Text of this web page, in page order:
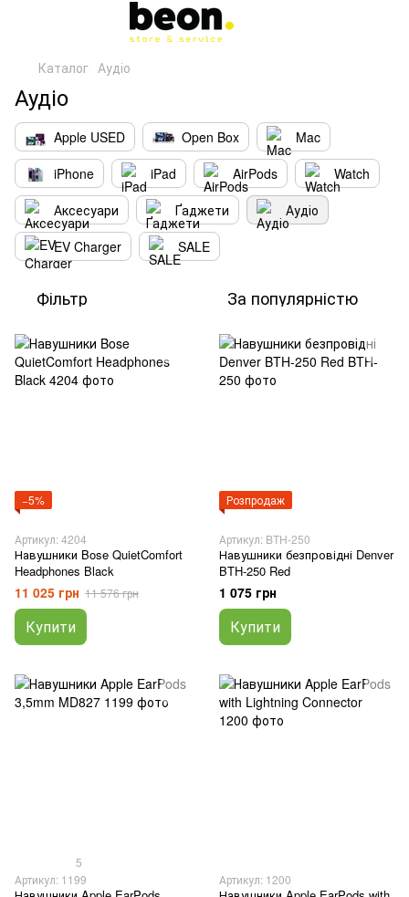
Каталог Аудіо
Аудіо
Apple USED Open Box
Mac
iPhone
iPad AirPods
Watch
Аксесуари
Ґаджети
Аудіо
EV Charger
SALE
Фільтр За популярністю
−5%
Артикул: 4204
Навушники Bose QuietComfort
Headphones Black
11 025 грн 11 576 грн
Купити
Розпродаж
Артикул: BTH-250
Навушники безпровідні Denver
BTH-250 Red
1 075 грн
Купити
5
Артикул: 1199
Артикул: 1200